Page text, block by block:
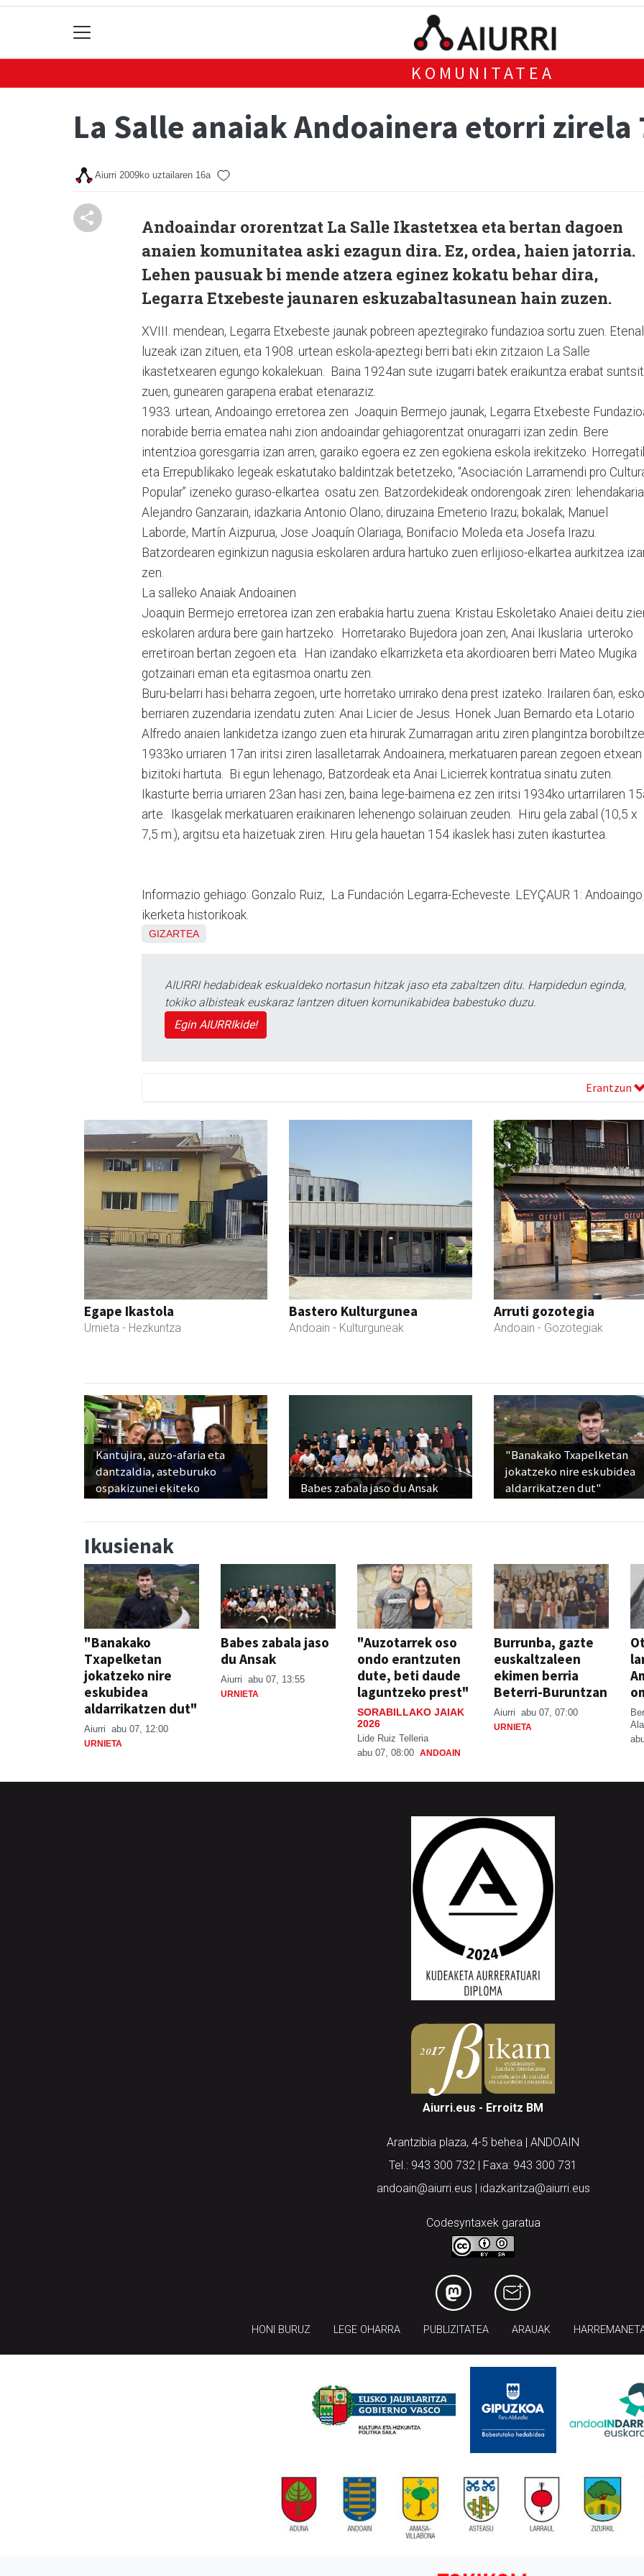
KOMUNITATEA
La Salle anaiak Andoainera etorri zirela
Aiurri 2009ko uztailaren 16a
Andoaindar ororentzat La Salle Ikastetxea eta bertan dagoen
anaien komunitatea aski ezagun dira. Ez, ordea, haien jatorria.
Lehen pausuak bi mende atzera eginez kokatu behar dira,
Legarra Etxebeste jaunaren eskuzabaltasunean hain zuzen.
XVIII. mendean, Legarra Etxebeste jaunak pobreen apeztegirako fundazioa sortu zuen.
luzeak izan zituen, eta 1908. urtean eskola-apeztegi berri bati ekin zitzaion La Salle
ikastetxearen egungo kokalekuan. Baina 1924an sute izugarri batek eraikuntza erabat
zuen, gunearen garapena erabat etenaraziz.
1933. urtean, Andoaingo erretorea zen Joaquin Bermejo jaunak, Legarra Etxebeste
norabide berria ematea nahi zion andoaindar gehiagorentzat onuragarri izan zedin. Bere
intentzioa goresgarria izan arren, garaiko egoera ez zen egokiena eskola irekitzeko.
eta Errepublikako legeak eskatutako baldintzak betetzeko, “Asociación Larramendi pro
Popular” izeneko guraso-elkartea osatu zen. Batzordekideak ondorengoak ziren: lehendakaria
Alejandro Ganzarain, idazkaria Antonio Olano; diruzaina Emeterio Irazu; bokalak, Manuel
Laborde, Martín Aizpurua, Jose Joaquín Olariaga, Bonifacio Moleda eta Josefa Irazu.
Batzordearen eginkizun nagusia eskolaren ardura hartuko zuen erlijioso-elkartea aurkitzea
zen.
La salleko Anaiak Andoainen
Joaquin Bermejo erretorea izan zen erabakia hartu zuena: Kristau Eskoletako Anaiei deitu
eskolaren ardura bere gain hartzeko. Horretarako Bujedora joan zen, Anai Ikuslaria urteroko
erretiroan bertan zegoen eta. Han izandako elkarrizketa eta akordioaren berri Mateo Mugika
gotzainari eman eta egitasmoa onartu zen.
Buru-belarri hasi beharra zegoen, urte horretako urrirako dena prest izateko. Irailaren 6an,
berriaren zuzendaria izendatu zuten: Anai Licier de Jesus. Honek Juan Bernardo eta Lotario
Alfredo anaien lankidetza izango zuen eta hirurak Zumarragan aritu ziren plangintza
1933ko urriaren 17an iritsi ziren lasalletarrak Andoainera, merkatuaren parean zegoen etxean
bizitoki hartuta. Bi egun lehenago, Batzordeak eta Anai Licierrek kontratua sinatu zuten.
Ikasturte berria urriaren 23an hasi zen, baina lege-baimena ez zen iritsi 1934ko urtarrilaren
arte. Ikasgelak merkatuaren eraikinaren lehenengo solairuan zeuden. Hiru gela zabal (10,5 x
7,5 m.), argitsu eta haizetuak ziren. Hiru gela hauetan 154 ikaslek hasi zuten ikasturtea.
Informazio gehiago: Gonzalo Ruiz, La Fundación Legarra-Echeveste. LEYÇAUR 1: Andoaingo
ikerketa historikoak.
GIZARTEA
AIURRI hedabideak eskualdeko nortasun hitzak jaso eta zabaltzen ditu. Harpidedun eginda,
tokiko albisteak euskaraz lantzen dituen komunikabidea babestuko duzu.
Egin AIURRIkide!
Erantzun
Egape Ikastola
Urnieta - Hezkuntza
Bastero Kulturgunea
Andoain - Kulturguneak
Arruti gozotegia
Andoain - Gozotegiak
Kantujira, auzo-afaria eta
dantzaldia, asteburuko
ospakizunei ekiteko
Babes zabala jaso du Ansak
"Banakako Txapelketan
jokatzeko nire eskubidea
aldarrikatzen dut"
Ikusienak
"Banakako
Txapelketan
jokatzeko nire
eskubidea
aldarrikatzen dut"
Aiurri abu 07, 12:00
URNIETA
Babes zabala jaso
du Ansak
Aiurri abu 07, 13:55
URNIETA
"Auzotarrek oso
ondo erantzuten
dute, beti daude
laguntzeko prest"
SORABILLAKO JAIAK
2026
Lide Ruiz Telleria
abu 07, 08:00 ANDOAIN
Burrunba, gazte
euskaltzaleen
ekimen berria
Beterri-Buruntzan
Aiurri abu 07, 07:00
URNIETA
Aiurri.eus - Erroitz BM
Arantzibia plaza, 4-5 behea | ANDOAIN
Tel.: 943 300 732 | Faxa: 943 300 731
andoain@aiurri.eus | idazkaritza@aiurri.eus
Codesyntaxek garatua
HONI BURUZ LEGE OHARRA PUBLIZITATEA ARAUAK